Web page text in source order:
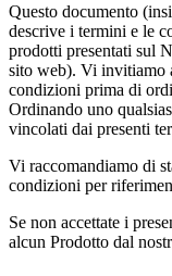
Questo documento
descrive i termini e le
prodotti presentati sul
sito web). Vi invitiamo
condizioni prima di
Ordinando uno
vincolati dai presenti
Vi raccomandiamo di
condizioni per
Se non accettate i
alcun Prodotto dal